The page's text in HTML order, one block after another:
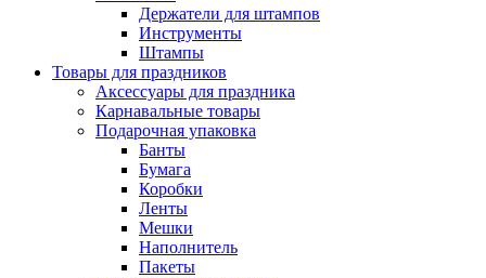
Держатели для штампов
Инструменты
Штампы
Товары для праздников
Аксессуары для праздника
Карнавальные товары
Подарочная упаковка
Банты
Бумага
Коробки
Ленты
Мешки
Наполнитель
Пакеты